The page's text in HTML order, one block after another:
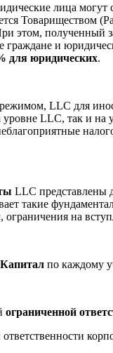
лица могут
Товариществом
этом, полученный
граждане и
для юридических.
LLC для
уровне LLC, так и
LLC представлены
такие
на
Капитал по каждому
ограниченной